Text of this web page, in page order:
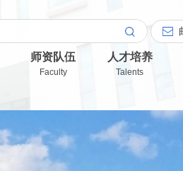
师资队伍
Faculty
人才培养
Talents